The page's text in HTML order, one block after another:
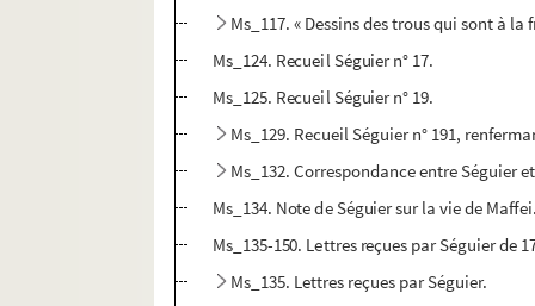
Ms_117. « Dessins des trous qui sont à
Ms_124. Recueil Séguier n° 17.
Ms_125. Recueil Séguier n° 19.
Ms_129. Recueil Séguier n° 191,
Ms_132. Correspondance entre Séguier
Ms_134. Note de Séguier sur la vie de
Ms_135-150. Lettres reçues par Séguier de
Ms_135. Lettres reçues par Séguier.